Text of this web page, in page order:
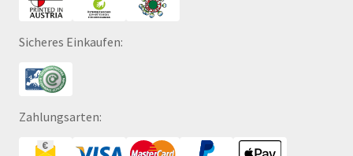
Sicheres Einkaufen:
Zahlungsarten: